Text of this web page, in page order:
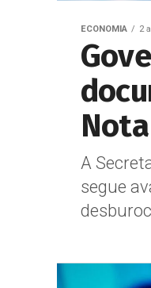
ECONOMIA 2
A
segue